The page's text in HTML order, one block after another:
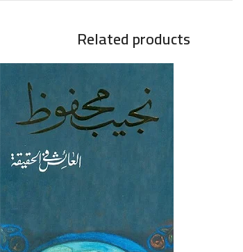
Related products